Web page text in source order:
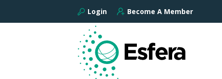
Login Become A Member